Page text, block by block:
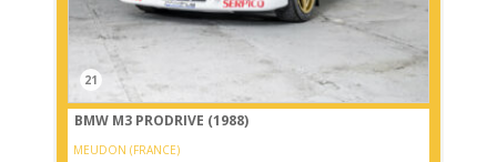
21
BMW M3 PRODRIVE (1988)
MEUDON (FRANCE)